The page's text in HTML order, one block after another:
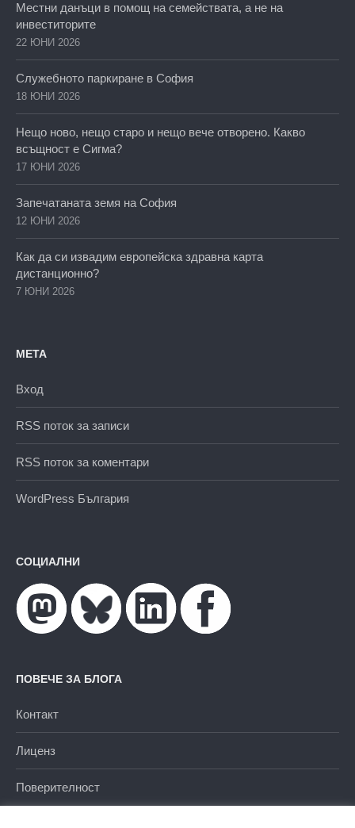
Местни данъци в помощ на семействата, а не на
инвеститорите
22 ЮНИ 2026
Служебното паркиране в София
18 ЮНИ 2026
Нещо ново, нещо старо и нещо вече отворено. Какво
всъщност е Сигма?
17 ЮНИ 2026
Запечатаната земя на София
12 ЮНИ 2026
Как да си извадим европейска здравна карта
дистанционно?
7 ЮНИ 2026
МЕТА
Вход
RSS поток за записи
RSS поток за коментари
WordPress България
СОЦИАЛНИ
ПОВЕЧЕ ЗА БЛОГА
Контакт
Лиценз
Поверителност